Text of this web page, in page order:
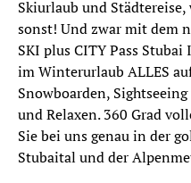
Skiurlaub und
sonst! Und zwar mit dem
SKI plus CITY Pass
im Winterurlaub ALLES
Snowboarden,
und Relaxen. 360 Grad
Sie bei uns genau in der
Stubaital und der